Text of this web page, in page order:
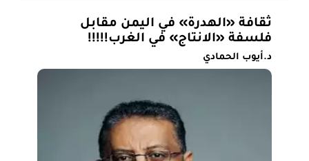
ثقافة «الهدرة» في اليمن مقابل
فلسفة «الانتاج» في الغرب!!!!!
د.أيوب الحمادي